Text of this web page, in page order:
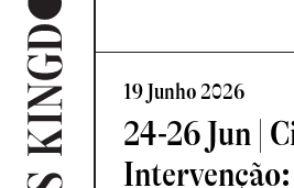
19 Junho 2026
24-26 Jun |